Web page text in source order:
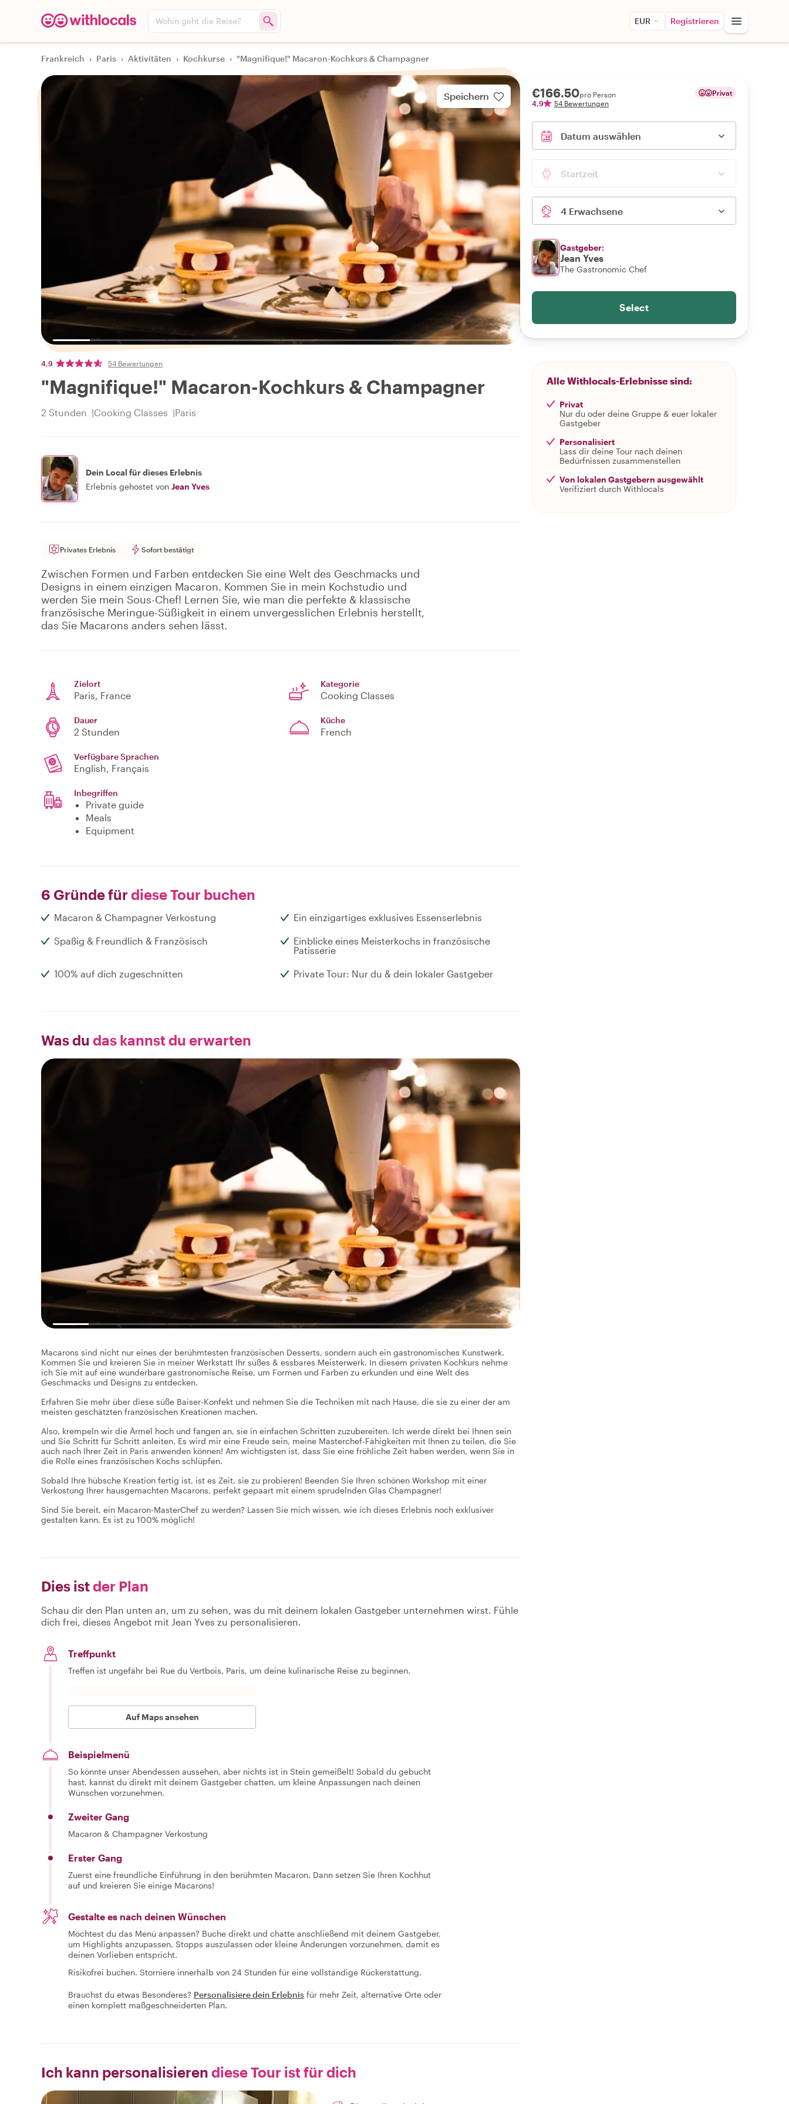
Wohin geht die Reise? EUR Registrieren
Frankreich › Paris › Aktivitäten › Kochkurse › "Magnifique!" Macaron-Kochkurs & Champagner
Speichern
4,9 54 Bewertungen
"Magnifique!" Macaron-Kochkurs & Champagner
2 Stunden Cooking Classes Paris
Dein Local für dieses Erlebnis
Erlebnis gehostet von Jean Yves
Privates Erlebnis Sofort bestätigt
Zwischen Formen und Farben entdecken Sie eine Welt des Geschmacks und
Designs in einem einzigen Macaron. Kommen Sie in mein Kochstudio und
werden Sie mein Sous-Chef! Lernen Sie, wie man die perfekte & klassische
französische Meringue-Süßigkeit in einem unvergesslichen Erlebnis herstellt,
das Sie Macarons anders sehen lässt.
Zielort
Paris, France
Kategorie
Cooking Classes
Dauer
2 Stunden
Küche
French
Verfügbare Sprachen
English, Français
Inbegriffen
Private guide
Meals
Equipment
6 Gründe für diese Tour buchen
Macaron & Champagner Verkostung Ein einzigartiges exklusives Essenserlebnis
Spaßig & Freundlich & Französisch
Einblicke eines Meisterkochs in französische
Patisserie
100% auf dich zugeschnitten Private Tour: Nur du & dein lokaler Gastgeber
Was du das kannst du erwarten
Macarons sind nicht nur eines der berühmtesten französischen Desserts, sondern auch ein gastronomisches Kunstwerk.
Kommen Sie und kreieren Sie in meiner Werkstatt Ihr süßes & essbares Meisterwerk. In diesem privaten Kochkurs nehme
ich Sie mit auf eine wunderbare gastronomische Reise, um Formen und Farben zu erkunden und eine Welt des
Geschmacks und Designs zu entdecken.
Erfahren Sie mehr über diese süße Baiser-Konfekt und nehmen Sie die Techniken mit nach Hause, die sie zu einer der am
meisten geschätzten französischen Kreationen machen.
Also, krempeln wir die Ärmel hoch und fangen an, sie in einfachen Schritten zuzubereiten. Ich werde direkt bei Ihnen sein
und Sie Schritt für Schritt anleiten. Es wird mir eine Freude sein, meine Masterchef-Fähigkeiten mit Ihnen zu teilen, die Sie
auch nach Ihrer Zeit in Paris anwenden können! Am wichtigsten ist, dass Sie eine fröhliche Zeit haben werden, wenn Sie in
die Rolle eines französischen Kochs schlüpfen.
Sobald Ihre hübsche Kreation fertig ist, ist es Zeit, sie zu probieren! Beenden Sie Ihren schönen Workshop mit einer
Verkostung Ihrer hausgemachten Macarons, perfekt gepaart mit einem sprudelnden Glas Champagner!
Sind Sie bereit, ein Macaron-MasterChef zu werden? Lassen Sie mich wissen, wie ich dieses Erlebnis noch exklusiver
gestalten kann. Es ist zu 100% möglich!
Dies istder Plan
Schau dir den Plan unten an, um zu sehen, was du mit deinem lokalen Gastgeber unternehmen wirst. Fühle
dich frei, dieses Angebot mit Jean Yves zu personalisieren.
Treffpunkt
Treffen ist ungefähr bei Rue du Vertbois, Paris, um deine kulinarische Reise zu beginnen.
Auf Maps ansehen
Beispielmenü
So könnte unser Abendessen aussehen, aber nichts ist in Stein gemeißelt! Sobald du gebucht
hast, kannst du direkt mit deinem Gastgeber chatten, um kleine Anpassungen nach deinen
Wünschen vorzunehmen.
Zweiter Gang
Macaron & Champagner Verkostung
Erster Gang
Zuerst eine freundliche Einführung in den berühmten Macaron. Dann setzen Sie Ihren Kochhut
auf und kreieren Sie einige Macarons!
Gestalte es nach deinen Wünschen
Möchtest du das Menü anpassen? Buche direkt und chatte anschließend mit deinem Gastgeber,
um Highlights anzupassen, Stopps auszulassen oder kleine Änderungen vorzunehmen, damit es
deinen Vorlieben entspricht.
Risikofrei buchen. Storniere innerhalb von 24 Stunden für eine vollständige Rückerstattung.
Brauchst du etwas Besonderes? Personalisiere dein Erlebnis für mehr Zeit, alternative Orte oder
einen komplett maßgeschneiderten Plan.
Ich kann personalisieren diese Tour ist für dich
€166.50pro Person
4,9
54 Bewertungen
Privat
Datum auswählen
Startzeit
4 Erwachsene
Gastgeber:
Jean Yves
The Gastronomic Chef
Select
Alle Withlocals-Erlebnisse sind:
Privat
Nur du oder deine Gruppe & euer lokaler
Gastgeber
Personalisiert
Lass dir deine Tour nach deinen
Bedürfnissen zusammenstellen
Von lokalen Gastgebern ausgewählt
Verifiziert durch Withlocals